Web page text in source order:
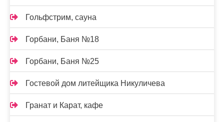
Гольфстрим, сауна
Горбани, Баня №18
Горбани, Баня №25
Гостевой дом литейщика Никуличева
Гранат и Карат, кафе